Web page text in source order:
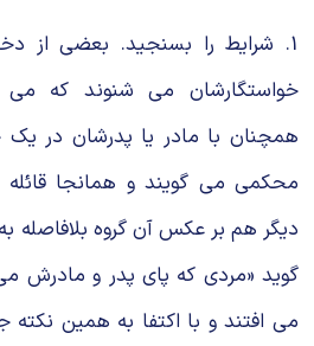
1. شرایط را بسنجید. بعضی از
خواستگارشان می شنوند که می
همچنان با مادر یا پدرشان در یک
محکمی می گویند و همانجا
دیگر هم بر عکس آن گروه بلافاصله
گوید «مردی که پای پدر و مادرش
می افتند و با اکتفا به همین